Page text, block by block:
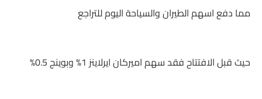
مما دفع اسهم الطيران والسياحة اليوم للتراجع
حيث قبل الافتتاح فقد سهم اميركان ايرلاينز 1% وبوينج 0.5%